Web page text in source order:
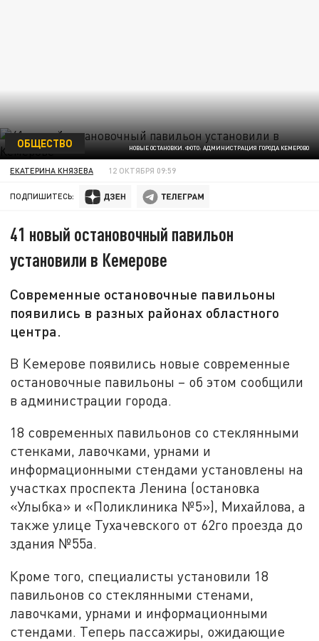
НОВЫЕ ОСТАНОВКИ. ФОТО: АДМИНИСТРАЦИЯ ГОРОДА КЕМЕРОВО
ОБЩЕСТВО
ЕКАТЕРИНА КНЯЗЕВА 12 ОКТЯБРЯ 09:59
ПОДПИШИТЕСЬ:
41 новый остановочный павильон
установили в Кемерове
Современные остановочные павильоны
появились в разных районах областного
центра.
В Кемерове появились новые современные
остановочные павильоны – об этом сообщили
в администрации города.
18 современных павильонов со стеклянными
стенками, лавочками, урнами и
информационными стендами установлены на
участках проспекта Ленина (остановка
«Улыбка» и «Поликлиника №5»), Михайлова, а
также улице Тухачевского от 62го проезда до
здания №55а.
Кроме того, специалисты установили 18
павильонов со стеклянными стенами,
лавочками, урнами и информационными
стендами. Теперь пассажиры, ожидающие